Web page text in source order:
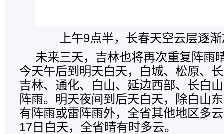
上午9点半，长春天空云层逐
未来三天，吉林也将再次重复阵雨
今天午后到明天白天，白城、松原、
吉林、通化、白山、延边西部、长白
阵雨。明天夜间到后天白天，除白山
有阵雨或雷阵雨外，全省其他地区多
17日白天，全省晴有时多云。